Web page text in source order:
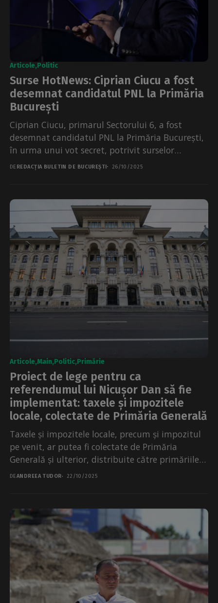
Articole Politic
Surse HotNews: Ciprian Ciucu a fost
desemnat candidatul PNL la Primăria
București
Ciprian Ciucu, primarul Sectorului 6, a fost
desemnat candidatul PNL la Primăria București,
în urma unui vot secret, potrivit surselor
HotNews.ro. Pentru oficializarea...
DE REDACȚIA BULETIN DE BUCUREȘTI 26/10/2025
Articole Main Politic Primărie
Proiect de lege pentru ca
referendumul lui Nicușor Dan să fie
implementat: taxele și impozitele
locale, colectate de Primăria Generală
Taxele și impozitele locale, precum și impozitul
pe venit, ar putea fi colectate de Primăria
Generală și ulterior, distribuite către primăriile
de sector,...
DEANDREEA TUDOR 22/10/2025